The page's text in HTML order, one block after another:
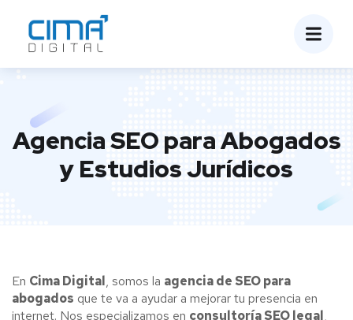
Agencia SEO para Abogados
y Estudios Jurídicos
En Cima Digital, somos la agencia de SEO para
abogados que te va a ayudar a mejorar tu presencia en
internet. Nos especializamos en consultoría SEO legal,